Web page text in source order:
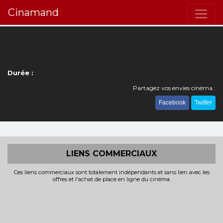
Cinamand
Durée :
Partagez vos envies cinéma :
Facebook Twitter
LIENS COMMERCIAUX
Ces liens commerciaux sont totalement indépendants et sans lien avec les
offres et l'achat de place en ligne du cinéma.